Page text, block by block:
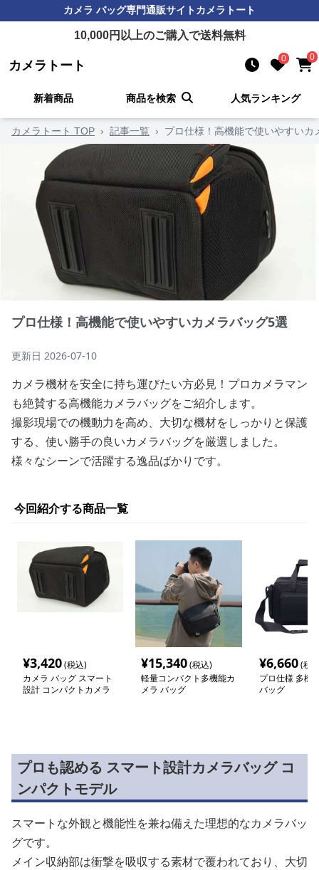
カメラ バッグ専門通販サイトカメラトート
10,000円以上のご購入で送料無料
カメラトート 0 0
新着商品 商品を検索 人気ランキング
カメラトート TOP › 記事一覧 › プロ仕様！高機能で使いやすいカ
プロ仕様！高機能で使いやすいカメラバッグ5選
更新日 2026-07-10
カメラ機材を安全に持ち運びたい方必見！プロカメラマン
も絶賛する高機能カメラバッグをご紹介します。
撮影現場での機動力を高め、大切な機材をしっかりと保護
する、使い勝手の良いカメラバッグを厳選しました。
様々なシーンで活躍する逸品ばかりです。
今回紹介する商品一覧
¥3,420(税込)
カメラ バッグ スマート
設計 コンパクトカメラ
¥15,340(税込)
軽量コンパクト多機能カ
メラ バッグ
¥6,660(税
プロ仕様 多機
バッグ
プロも認める スマート設計カメラバッグ コ
ンパクトモデル
スマートな外観と機能性を兼ね備えた理想的なカメラバッ
グです。
メイン収納部は衝撃を吸収する素材で覆われており、大切